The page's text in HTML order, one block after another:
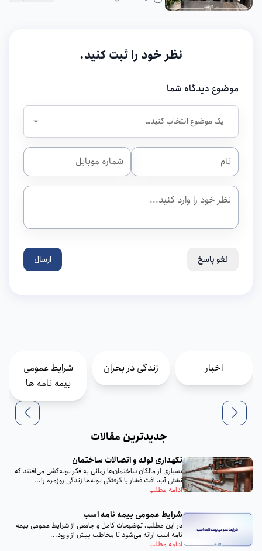
نظر خود را ثبت کنید.
موضوع دیدگاه شما
لغو پاسخ ارسال
اخبار زندگی در بحران
شرایط عمومی
بیمه نامه ها
جدیدترین مقالات
نگهداری لوله و اتصالات ساختمان
بسیاری از مالکان ساختمان‌ها زمانی به فکر لوله‌کشی می‌افتند که
نشتی آب، افت فشار یا گرفتگی لوله‌ها زندگی روزمره را...
ادامه مطلب
شرایط عمومی بیمه نامه اسب
در این مطلب، توضیحات کامل و جامعی از شرایط عمومی بیمه
نامه اسب ارائه می‌شود تا مخاطب پیش از ورود...
ادامه مطلب